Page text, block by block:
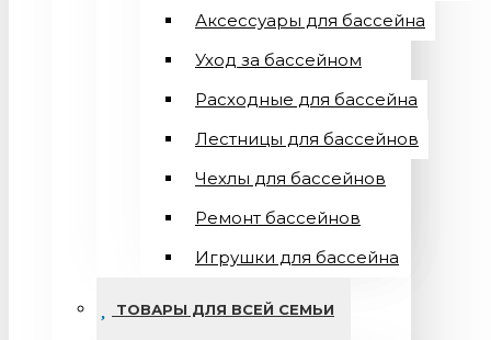
Аксессуары для бассейна
Уход за бассейном
Расходные для бассейна
Лестницы для бассейнов
Чехлы для бассейнов
Ремонт бассейнов
Игрушки для бассейна
ТОВАРЫ ДЛЯ ВСЕЙ СЕМЬИ